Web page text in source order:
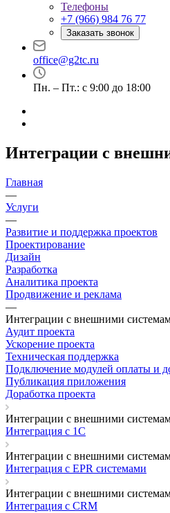
Телефоны
+7 (966) 984 76 77
Заказать звонок
office@g2tc.ru
Пн. – Пт.: с 9:00 до 18:00
Интеграции с
Главная
—
Услуги
—
Развитие и поддержка проектов
Проектирование
Дизайн
Разработка
Аналитика проекта
Продвижение и реклама
—
Интеграции с внешними
Аудит проекта
Ускорение проекта
Техническая поддержка
Подключение модулей оплаты и
Публикация приложения
Доработка проекта
Интеграции с внешними
Интеграция с 1С
Интеграции с внешними
Интеграция с EPR системами
Интеграции с внешними
Интеграция с CRM